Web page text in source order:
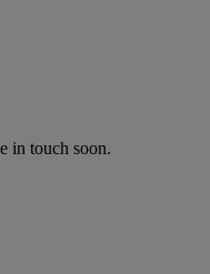
in touch soon.